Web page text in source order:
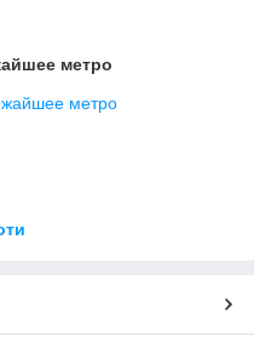
метро
метро